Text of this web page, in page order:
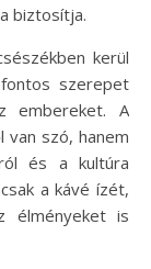
biztosítja.
kerül
szerepet
embereket. A
van szó, hanem
és a kultúra
a kávé ízét,
élményeket is